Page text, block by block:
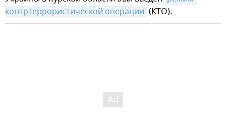
контртеррористической операции (КТО).